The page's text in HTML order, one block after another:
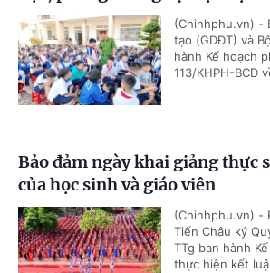
(Chinhphu.vn) -
tạo (GDĐT) và
hành Kế hoạch
113/KHPH-BCĐ
Bảo đảm ngày khai giảng thực
của học sinh và giáo viên
(Chinhphu.vn) -
Tiến Châu ký
TTg ban hành
thực hiện kết